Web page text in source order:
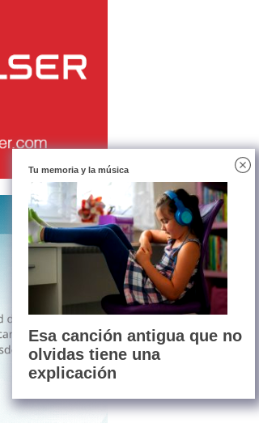
Tu memoria y la música
Esa canción antigua que no
olvidas tiene una
explicación